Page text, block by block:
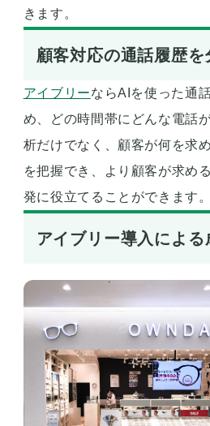
きます。
顧客対応の通話履歴を
アイブリーならAIを使った通
め、どの時間帯にどんな電話
析だけでなく、顧客が何を求
を把握でき、より顧客が求め
発に役立てることができます。
アイブリー導入による